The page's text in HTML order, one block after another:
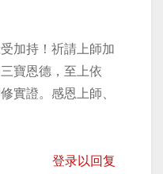
加持！祈請上師加
寶恩德，至上依
實證。感恩上師、
登录以回复